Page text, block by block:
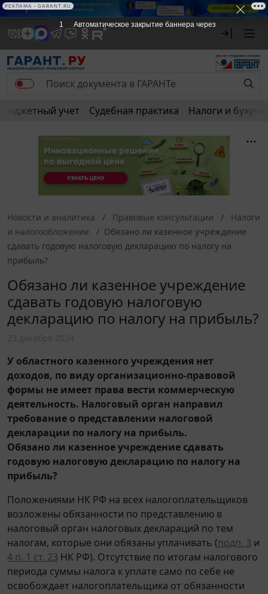
Бюджетный учет Судебная практика Налоги и
Новости и аналитика Правовые консультации
Налоги
и налогообложение
Обязано ли казенное учреждение
сдавать годовую налоговую декларацию по налогу на
прибыль?
Обязано ли казенное учреждение
сдавать годовую налоговую
декларацию по налогу на прибыль?
У областного казенного учреждения нет
доходов, по виду организационно-правовой
формы не имеет права вести коммерческую
деятельность. Налоговый орган направил
требование о представлении налоговой
декларации по налогу на прибыль.
Обязано ли казенное учреждение сдавать
годовую налоговую декларацию по налогу на
прибыль?
Положениями НК РФ на всех налогоплательщиков
возложены обязанности по представлению в
налоговый орган налоговых деклараций по тем
налогам, которые они обязаны уплачивать (подп. 3 и
4 п. 1 ст. 23 НК РФ). Отсутствие по итогам налогового
периода суммы налога к уплате само по себе не
освобождает налогоплательщика от обязанности
1 Автоматическое закрытие баннера через
РЕКЛАМА • GARANT.RU